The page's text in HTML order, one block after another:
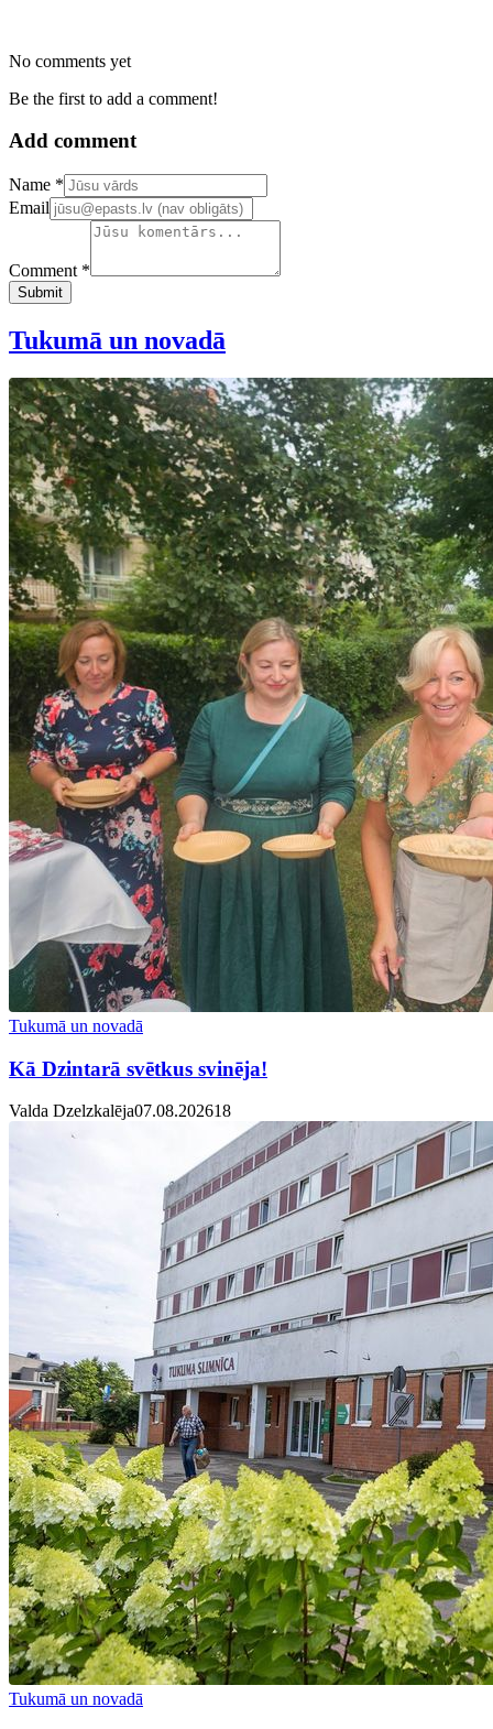
No comments yet
Be the first to add a comment!
Add comment
Confirm your email address
Name *
Email
Comment *
Submit
Tukumā un novadā
Tukumā un novadā
Kā Dzintarā svētkus svinēja!
Valda Dzelzkalēja07.08.202618
Tukumā un novadā